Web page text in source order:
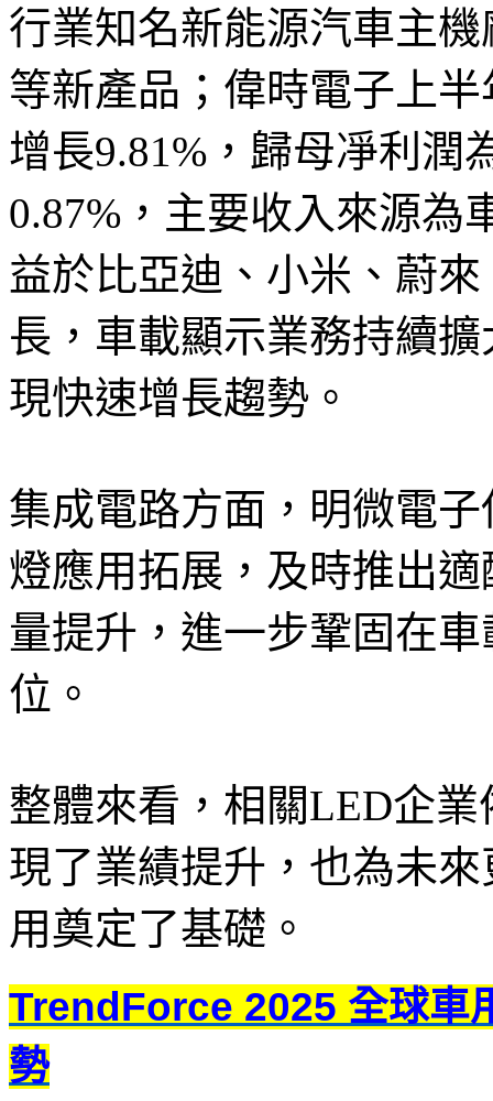
行業知名新能源汽車主
等新產品；偉時電子上
增長9.81%，歸母凈利潤
0.87%，主要收入來源為
益於比亞迪、小米、蔚
長，車載顯示業務持續
現快速增長趨勢。
集成電路方面，明微電
燈應用拓展，及時推出
量提升，進一步鞏固在
位。
整體來看，相關LED企
現了業績提升，也為未
用奠定了基礎。
TrendForce 2025 全球車
勢